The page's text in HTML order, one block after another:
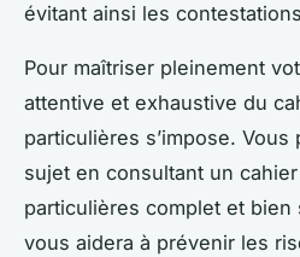
évitant ainsi les
Pour maîtriser pleinement
attentive et exhaustive du
particulières s’impose.
sujet en consultant un
particulières complet et bien
vous aidera à prévenir les